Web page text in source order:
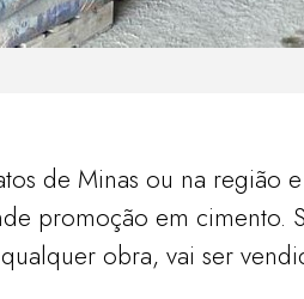
de Minas ou na região
promoção em cimento.
obra, vai ser